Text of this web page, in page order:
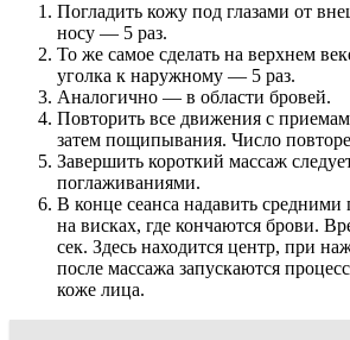
Погладить кожу под глазами от
носу — 5 раз.
То же самое сделать на верхнем
уголка к наружному — 5 раз.
Аналогично — в области бровей.
Повторить все движения с
затем пощипывания. Число
Завершить короткий массаж
поглаживаниями.
В конце сеанса надавить средними
на висках, где кончаются брови.
сек. Здесь находится центр, при
после массажа запускаются
коже лица.